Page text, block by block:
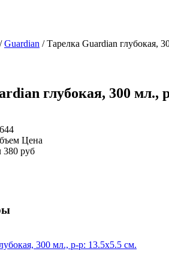
/Guardian /Тарелка Guardian глубокая,
глубокая, 300 мл.,
Цена
380 руб
300 мл., р-р: 13.5х5.5 см.